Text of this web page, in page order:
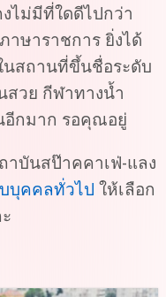
ไม่มีที่ใดดีไปกว่า
าษาราชการ ยิ่งได้
นสถานที่ขึ้นชื่อระดับ
สวย กีฬาทางน้ำ
อีกมาก รอคุณอยู่
าบันสป๊าคคาเฟ่-แลง
บุคคลทั่วไป ให้เลือก